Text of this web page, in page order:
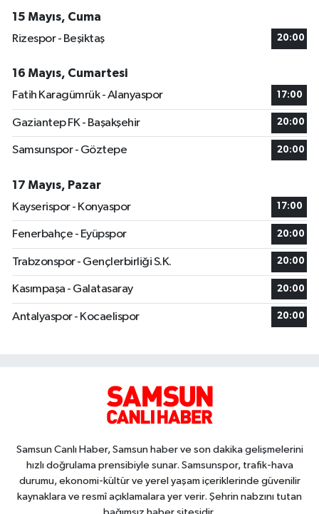
15 Mayıs, Cuma
Rizespor - Beşiktaş
20:00
16 Mayıs, Cumartesi
Fatih Karagümrük - Alanyaspor
17:00
Gaziantep FK - Başakşehir 20:00
Samsunspor - Göztepe 20:00
17 Mayıs, Pazar
Kayserispor - Konyaspor
17:00
Fenerbahçe - Eyüpspor 20:00
Trabzonspor - Gençlerbirliği S.K. 20:00
Kasımpaşa - Galatasaray 20:00
Antalyaspor - Kocaelispor 20:00
Samsun Canlı Haber, Samsun haber ve son dakika gelişmelerini
hızlı doğrulama prensibiyle sunar. Samsunspor, trafik-hava
durumu, ekonomi-kültür ve yerel yaşam içeriklerinde güvenilir
kaynaklara ve resmî açıklamalara yer verir. Şehrin nabzını tutan
bağımsız haber sitesidir.